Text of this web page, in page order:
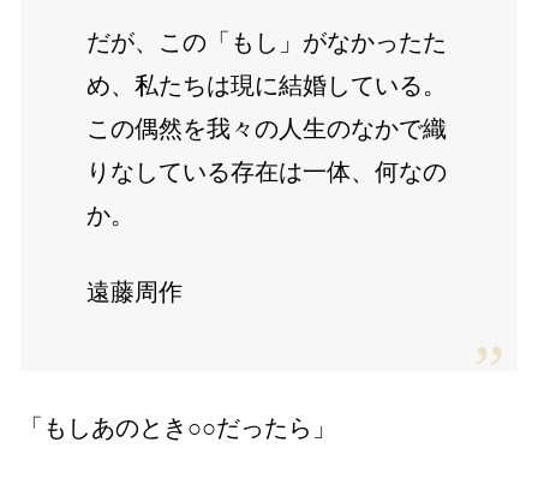
だが、この「もし」がなかったた
め、私たちは現に結婚している。
この偶然を我々の人生のなかで織
りなしている存在は一体、何なの
か。
遠藤周作
「もしあのとき○○だったら」